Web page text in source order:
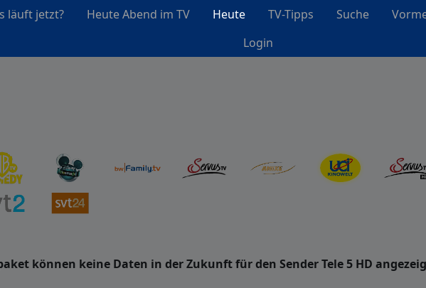
läuft jetzt? Heute Abend im TV Heute TV-Tipps Suche
Login
können keine Daten in der Zukunft für den Sender Tele 5 HD